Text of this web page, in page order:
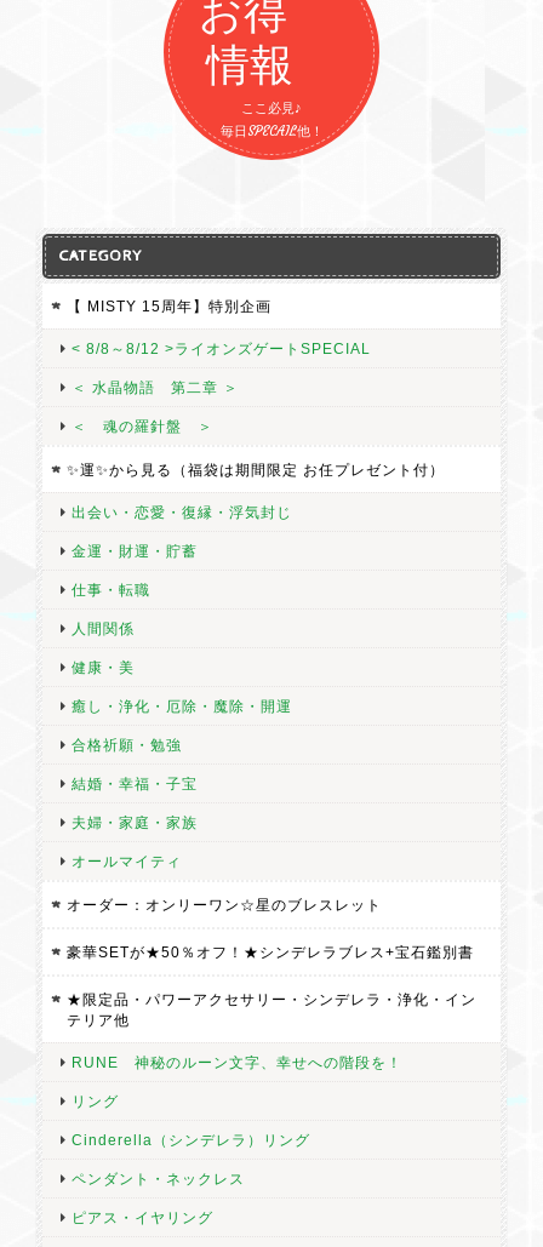
お得
情報
ここ必見♪
毎日SPECAIL他！
CATEGORY
【 MISTY 15周年】特別企画
< 8/8～8/12 >ライオンズゲートSPECIAL
＜ 水晶物語 第二章 ＞
＜ 魂の羅針盤 ＞
✨運✨から見る（福袋は期間限定 お任プレゼント付）
出会い・恋愛・復縁・浮気封じ
金運・財運・貯蓄
仕事・転職
人間関係
健康・美
癒し・浄化・厄除・魔除・開運
合格祈願・勉強
結婚・幸福・子宝
夫婦・家庭・家族
オールマイティ
オーダー：オンリーワン☆星のブレスレット
豪華SETが★50％オフ！★シンデレラブレス+宝石鑑別書
★限定品・パワーアクセサリー・シンデレラ・浄化・イン
テリア他
RUNE 神秘のルーン文字、幸せへの階段を！
リング
Cinderella（シンデレラ）リング
ペンダント・ネックレス
ピアス・イヤリング